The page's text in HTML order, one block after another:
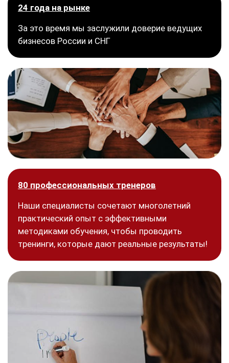
24 года на рынке
За это время мы заслужили доверие ведущих
бизнесов России и СНГ
80 профессиональных тренеров
Наши специалисты сочетают многолетний
практический опыт с эффективными
методиками обучения, чтобы проводить
тренинги, которые дают реальные результаты!